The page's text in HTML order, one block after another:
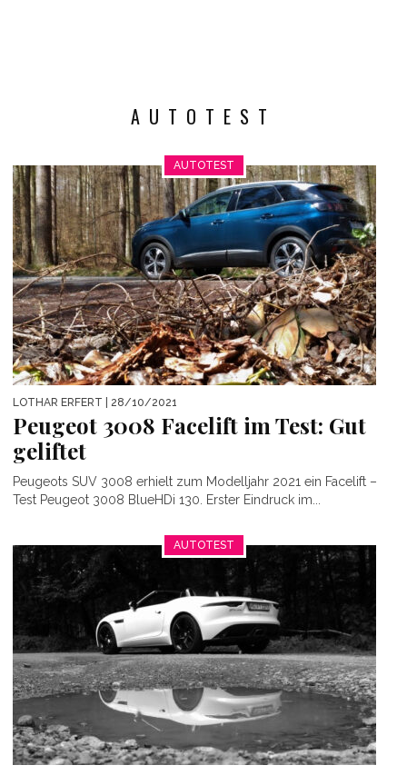
AUTOTEST
AUTOTEST
LOTHAR ERFERT | 28/10/2021
Peugeot 3008 Facelift im Test: Gut
geliftet
Peugeots SUV 3008 erhielt zum Modelljahr 2021 ein Facelift –
Test Peugeot 3008 BlueHDi 130. Erster Eindruck im...
AUTOTEST